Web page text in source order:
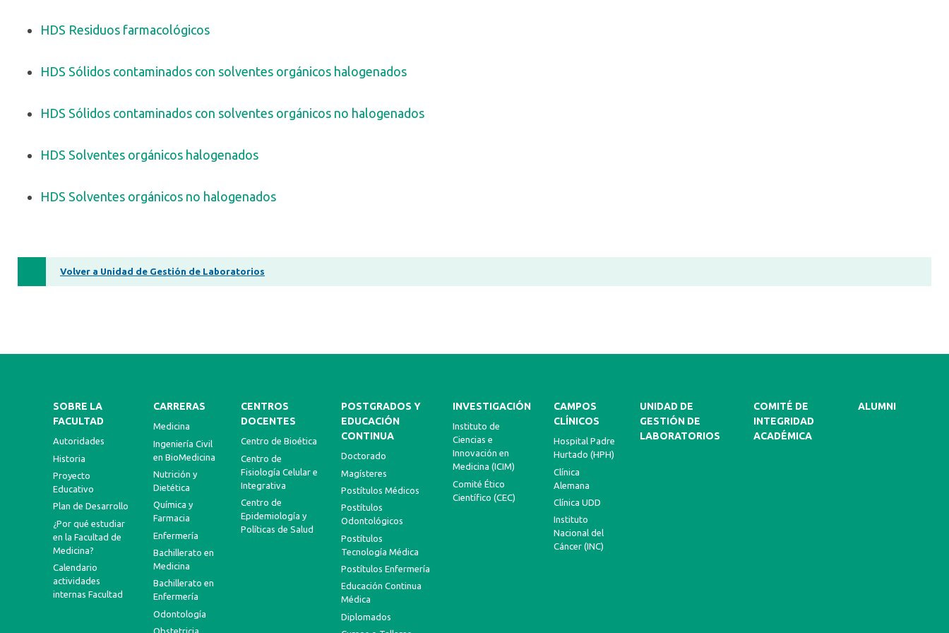
HDS Residuos farmacológicos
HDS Sólidos contaminados con solventes orgánicos halogenados
HDS Sólidos contaminados con solventes orgánicos no halogenados
HDS Solventes orgánicos halogenados
HDS Solventes orgánicos no halogenados
Volver a Unidad de Gestión de Laboratorios
SOBRE LA
FACULTAD
Autoridades
Historia
Proyecto
Educativo
Plan de Desarrollo
¿Por qué estudiar
en la Facultad de
Medicina?
Calendario
actividades
internas Facultad
CARRERAS
Medicina
Ingeniería Civil
en BioMedicina
Nutrición y
Dietética
Química y
Farmacia
Enfermería
Bachillerato en
Medicina
Bachillerato en
Enfermería
Odontología
Obstetricia
CENTROS
DOCENTES
Centro de Bioética
Centro de
Fisiología Celular e
Integrativa
Centro de
Epidemiología y
Políticas de Salud
POSTGRADOS Y
EDUCACIÓN
CONTINUA
Doctorado
Magísteres
Postítulos Médicos
Postítulos
Odontológicos
Postítulos
Tecnología Médica
Postítulos Enfermería
Educación Continua
Médica
Diplomados
INVESTIGACIÓN
Instituto de
Ciencias e
Innovación en
Medicina (ICIM)
Comité Ético
Científico (CEC)
CAMPOS
CLÍNICOS
Hospital Padre
Hurtado (HPH)
Clínica
Alemana
Clínica UDD
Instituto
Nacional del
Cáncer (INC)
UNIDAD DE
GESTIÓN DE
LABORATORIOS
COMITÉ DE
INTEGRIDAD
ACADÉMICA
ALUMNI